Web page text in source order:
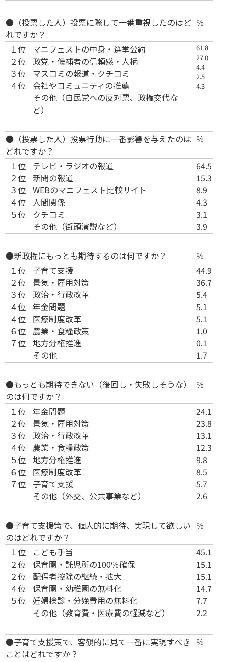
●（投票した人）投票に際して一番重視したのはど
れですか？
％
１位
２位
３位
４位
マニフェストの中身・選挙公約
政党・候補者の信頼感・人柄
マスコミの報道・クチコミ
会社やコミュニティの推薦
その他（自民党への反対票、政権交代な
ど）
61.8
27.0
4.4
2.5
4.3
●（投票した人）投票行動に一番影響を与えたのは
どれですか？
％
１位
２位
３位
４位
５位
テレビ・ラジオの報道
新聞の報道
WEBのマニフェスト比較サイト
人間関係
クチコミ
その他（街頭演説など）
64.5
15.3
8.9
4.3
3.1
3.9
●新政権にもっとも期待するのは何ですか？
％
１位
２位
３位
４位
４位
６位
７位
子育て支援
景気・雇用対策
政治・行政改革
年金問題
医療制度改革
農業・食糧政策
地方分権推進
その他
44.9
36.7
5.4
5.1
5.1
1.0
0.1
1.7
●もっとも期待できない（後回し・失敗しそうな）
のは何ですか？
％
１位
２位
３位
４位
５位
６位
７位
年金問題
景気・雇用対策
政治・行政改革
農業・食糧政策
地方分権推進
医療制度改革
子育て支援
その他（外交、公共事業など）
24.1
23.8
13.1
12.3
9.8
8.5
5.7
2.6
●子育て支援策で、個人的に期待、実現して欲しい
のはどれですか？
％
１位
２位
２位
４位
５位
こども手当
保育園・託児所の100％確保
配偶者控除の継続・拡大
保育園・幼稚園の無料化
妊婦検診・分娩費用の無料化
その他（教育費・医療費の軽減など）
45.1
15.1
15.1
14.7
7.7
2.2
●子育て支援策で、客観的に見て一番に実現すべき
ことはどれですか？
％